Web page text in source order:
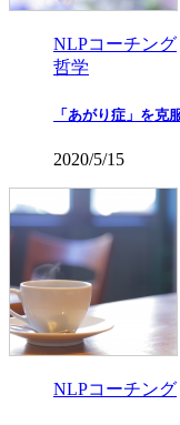
NLPコーチング
哲学
「あがり症」を克
2020/5/15
NLPコーチング